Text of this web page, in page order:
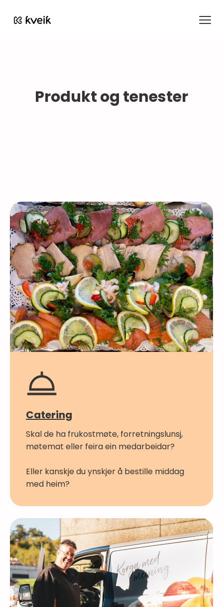
Kveik
Produkt og tenester
Catering
Skal de ha frukostmøte, forretningslunsj,
møtemat eller feira ein medarbeidar?
Eller kanskje du ynskjer å bestille middag
med heim?